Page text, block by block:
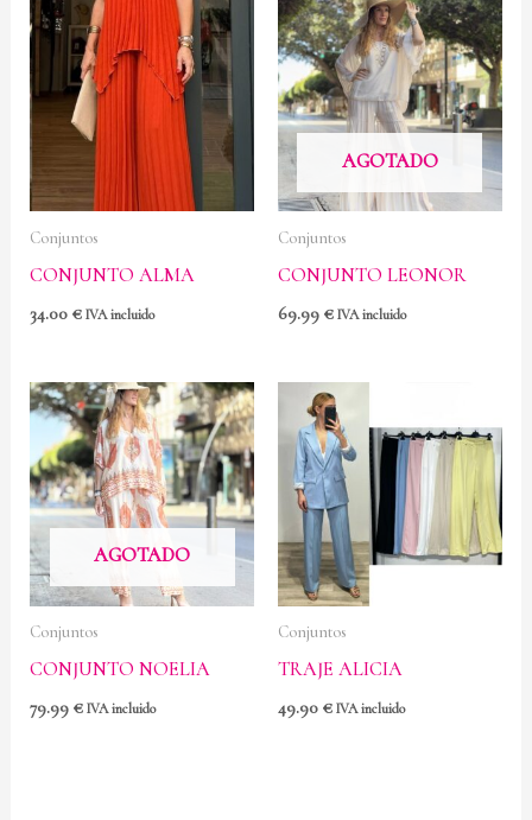
Conjuntos
CONJUNTO ALMA
34.00 € IVA incluido
AGOTADO
Conjuntos
CONJUNTO LEONOR
69.99 € IVA incluido
AGOTADO
Conjuntos
CONJUNTO NOELIA
79.99 € IVA incluido
Conjuntos
TRAJE ALICIA
49.90 € IVA incluido